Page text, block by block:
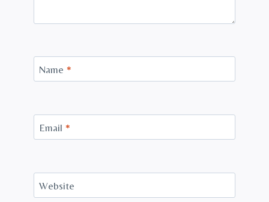
Name *
Email *
Website